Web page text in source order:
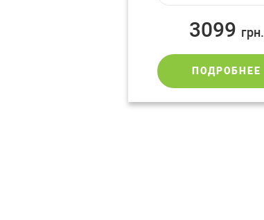
3099 грн.
ПОДРОБНЕЕ